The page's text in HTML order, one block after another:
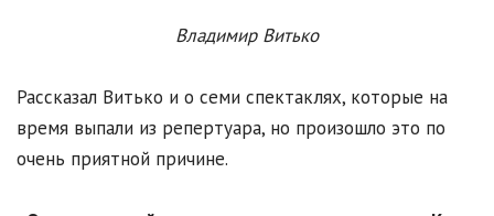
Владимир Витько
Рассказал Витько и о семи спектаклях, которые на
время выпали из репертуара, но произошло это по
очень приятной причине.